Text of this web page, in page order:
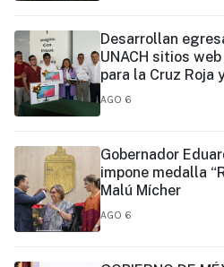
Desarrollan
UNACH sitios
para la Cruz Roja
Bomberos de
AGO 6
Gobernador
impone medalla
Malú Mícher
AGO 6